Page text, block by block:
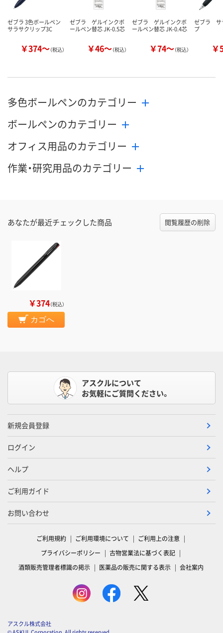
カゴへ カ
ゼブラ 3色ボールペン
サラサクリップ3C
￥374～（税込）
ゼブラ ゲルインクボ
ールペン替芯 JK-0.5芯
￥46～（税込）
ゼブラ ゲルインクボ
ールペン替芯 JK-0.4芯
￥74～（税込）
ゼブラ サ
プ
￥
多色ボールペンのカテゴリー
ボールペンのカテゴリー
オフィス用品のカテゴリー
作業・研究用品のカテゴリー
あなたが最近チェックした商品 閲覧履歴の削除
￥374（税込）
カゴへ
アスクルについて
お気軽にご質問ください。
新規会員登録
ログイン
ヘルプ
ご利用ガイド
お問い合わせ
ご利用規約 ご利用環境について
ご利用上の注意
プライバシーポリシー
古物営業法に基づく表記
酒類販売管理者標識の掲示
医薬品の販売に関する表示 会社案内
アスクル株式会社